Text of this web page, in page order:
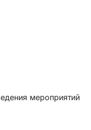
мероприятий